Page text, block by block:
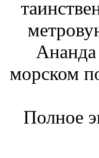
Ананда
морском
Полное